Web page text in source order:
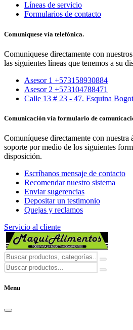
Líneas de servicio
Formularios de contacto
Comuniquese vía telefónica.
Comuniquese directamente con
las siguientes líneas que tenemos a su
Asesor 1 +573158930884
Asesor 2 +573104788471
Calle 13 # 23 - 47. Esquina
Comunicación vía formulario de
Comuníquese directamente con nuestra
soporte por medio de los siguientes
disposición.
Escríbanos mensaje de contacto
Recomendar nuestro sistema
Enviar sugerencias
Depositar un testimonio
Quejas y reclamos
Servicio al cliente
Menu